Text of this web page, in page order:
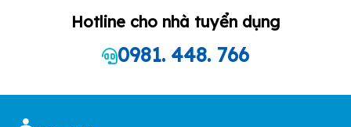
Hotline cho nhà tuyển dụng
0981. 448. 766